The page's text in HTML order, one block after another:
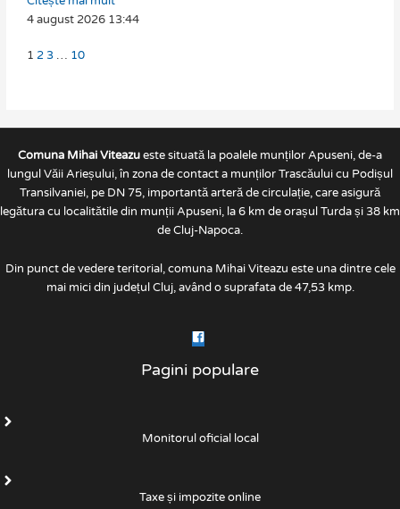
4 august 2026 13:44
1 2 3 … 10
Comuna Mihai Viteazueste situată la poalele munților Apuseni, de-a
lungul Văii Arieșului, în zona de contact a munților Trascăului cu Podișul
Transilvaniei, pe DN 75, importantă arteră de circulație, care asigură
legătura cu localitătile din munții Apuseni, la 6 km de orașul Turda și 38 km
de Cluj-Napoca.
Din punct de vedere teritorial, comuna Mihai Viteazu este una dintre cele
mai mici din județul Cluj, având o suprafata de 47,53 kmp.
Pagini populare
Monitorul oficial local
Taxe și impozite online